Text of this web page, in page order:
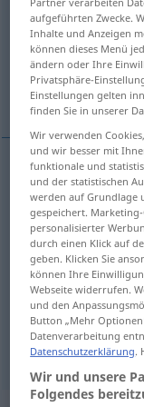
Übersicht aller
(Für mehr Details die
measure, step,
measure
step Maßnahme
action
move Maßnahme
aufgeführten Zwecke.
Inhalte und Anzeigen
können dieses Menü
ändern oder Ihre
Privatsphäre-
Einstellungen gelten
finden Sie in unserer
Wir verwenden
und wir besser mit
funktionale und
und der statistischen
werden auf Grundlage
gespeichert.
personalisierter
durch einen Klick auf
geben. Klicken Sie
können Ihre
Webseite widerrufen.
und den
Button „Mehr
Datenverarbeitung
Datenschutzerklärung.
Wir und unsere
Folgendes